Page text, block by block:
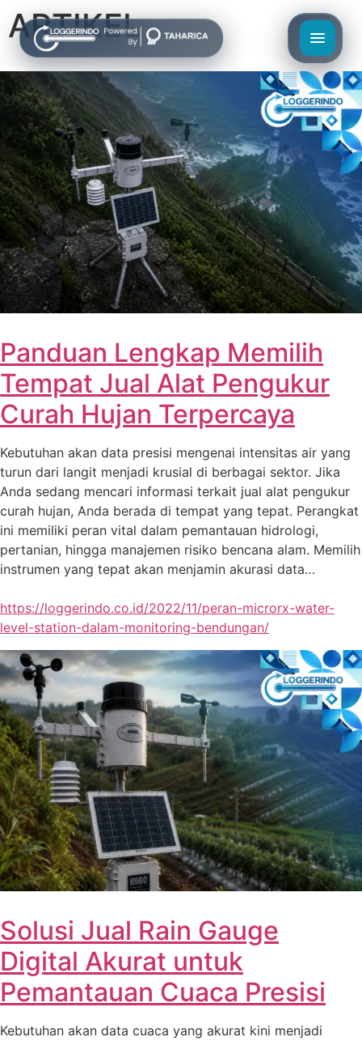
ARTIKEL
Panduan Lengkap Memilih
Tempat Jual Alat Pengukur
Curah Hujan Terpercaya
Kebutuhan akan data presisi mengenai intensitas air yang
turun dari langit menjadi krusial di berbagai sektor. Jika
Anda sedang mencari informasi terkait jual alat pengukur
curah hujan, Anda berada di tempat yang tepat. Perangkat
ini memiliki peran vital dalam pemantauan hidrologi,
pertanian, hingga manajemen risiko bencana alam. Memilih
instrumen yang tepat akan menjamin akurasi data…
https://loggerindo.co.id/2022/11/peran-microrx-water-
level-station-dalam-monitoring-bendungan/
Solusi Jual Rain Gauge
Digital Akurat untuk
Pemantauan Cuaca Presisi
Kebutuhan akan data cuaca yang akurat kini menjadi